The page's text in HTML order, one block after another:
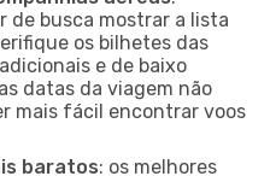
de busca mostrar a lista
os bilhetes das
e de baixo
datas da viagem não
mais fácil encontrar voos
baratos: os melhores